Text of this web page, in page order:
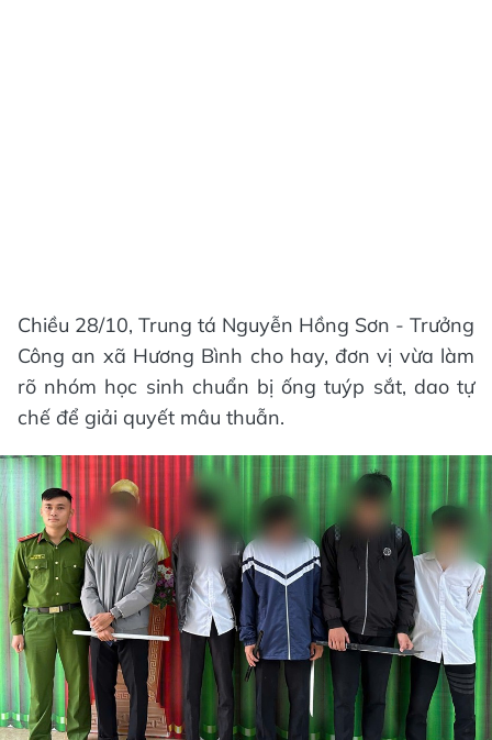
Chiều 28/10, Trung tá Nguyễn Hồng Sơn - Trưởng
Công an xã Hương Bình cho hay, đơn vị vừa làm
rõ nhóm học sinh chuẩn bị ống tuýp sắt, dao tự
chế để giải quyết mâu thuẫn.